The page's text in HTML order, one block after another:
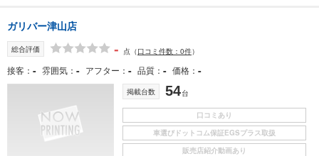
ガリバー津山店
総合評価 - 点 （口コミ件数：0件）
接客 - 雰囲気 - アフター - 品質 - 価格 -
掲載台数 54台
口コミあり
車選びドットコム保証EGSプラス取扱
販売店紹介動画あり